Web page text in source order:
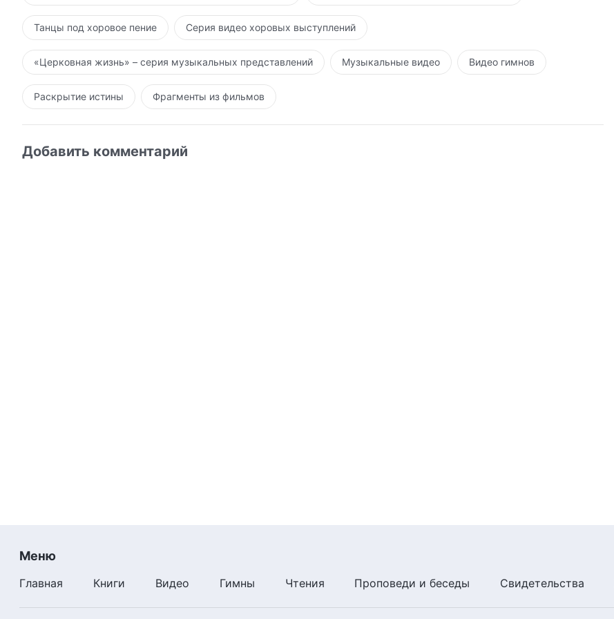
Танцы под хоровое пение Серия видео хоровых выступлений
«Церковная жизнь» – серия музыкальных представлений Музыкальные видео Видео гимнов
Раскрытие истины Фрагменты из фильмов
Добавить комментарий
Меню
Главная Книги Видео Гимны Чтения Проповеди и беседы Свидетельства